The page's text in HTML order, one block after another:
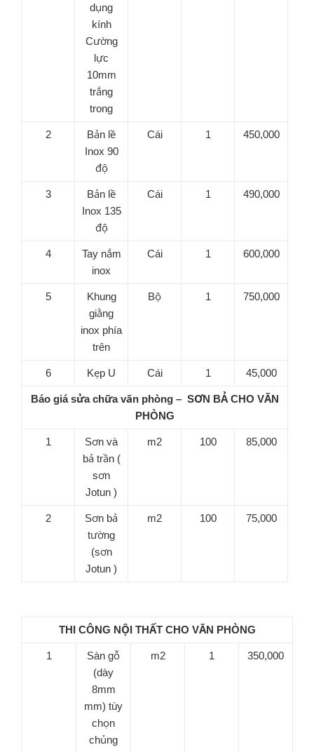
dụng
kính
Cường
lực
10mm
trắng
trong
2
Bản lề
Inox 90
độ
Cái 1 450,000
3
Bản lề
Inox 135
độ
Cái 1 490,000
4
Tay nắm
inox
Cái 1 600,000
5
Khung
giằng
inox phía
trên
Bộ 1 750,000
6 Kẹp U Cái 1 45,000
Báo giá sửa chữa văn phòng – SƠN BẢ CHO VĂN
PHÒNG
1
Sơn và
bả trần (
sơn
Jotun )
m2 100 85,000
2
Sơn bả
tường
(sơn
Jotun )
m2 100 75,000
THI CÔNG NỘI THẤT CHO VĂN PHÒNG
1
Sàn gỗ
(dày
8mm
mm) tùy
chọn
chủng
m2 1 350,000